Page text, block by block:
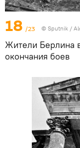
18 /23 © Sputnik /
Жители Берлина
окончания боев